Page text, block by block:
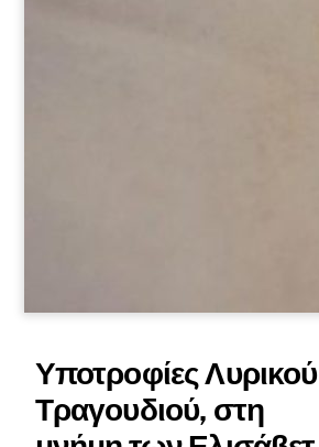
Υποτροφίες Λυρικού
Τραγουδιού, στη